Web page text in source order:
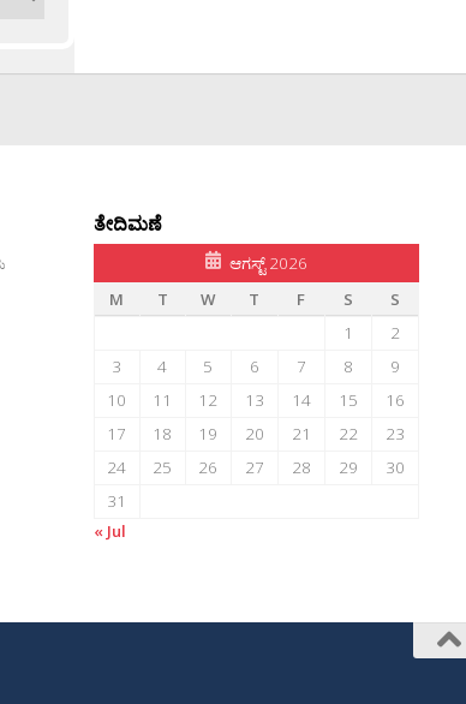
ತೇದಿಮಣೆ
ಆಗಸ್ಟ್ 2026
M
T W T F S
S
1
2
3
4 5 6 7 8
9
10
11 12 13 14 15
16
17
18 19 20 21 22
23
24
25 26 27 28 29
30
31
« Jul